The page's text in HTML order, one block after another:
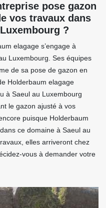
pose gazon
vos travaux dans
?
elagage s’engage à
Luxembourg. Ses équipes
de sa pose de gazon en
Holderbaum elagage
à Saeul au Luxembourg
le gazon ajusté à vos
puisque Holderbaum
ce domaine à Saeul au
elles arriveront chez
vous à demander votre